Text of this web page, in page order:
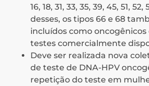
16, 18, 31, 33, 35, 39, 45, 51,
desses, os tipos 66 e 68
incluídos como
testes comercialmente
Deve ser realizada nova
de teste de DNA-HPV
repetição do teste em